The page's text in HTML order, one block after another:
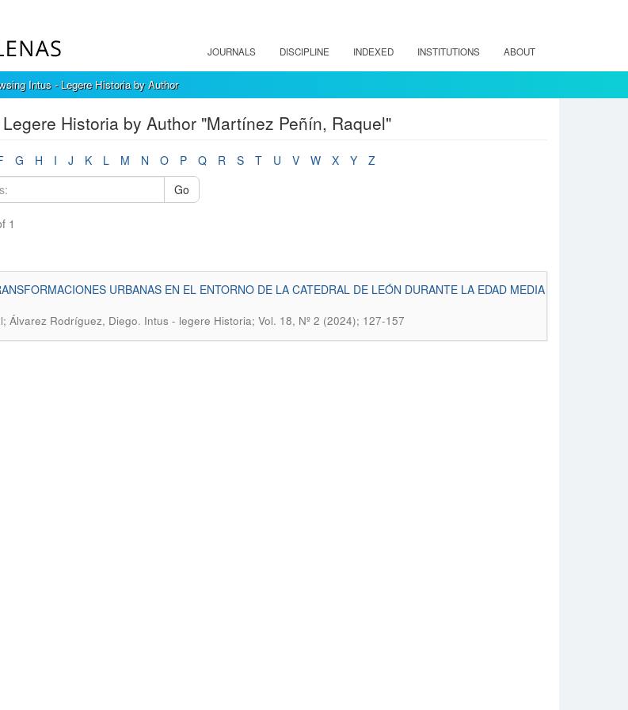
JOURNALS DISCIPLINE INDEXED INSTITUTIONS ABOUT
Intus - Legere Historia by Author
Historia by Author "Martínez Peñín, Raquel"
G H I J K L M N O P Q R S T U V W X Y
Z
Go
1
URBANAS EN EL ENTORNO DE LA CATEDRAL DE LEÓN DURANTE LA EDAD MEDIA
Álvarez Rodríguez, Diego. Intus - legere Historia; Vol. 18, Nº 2 (2024); 127-157